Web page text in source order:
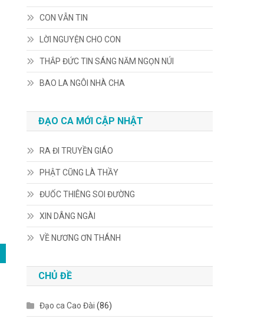
CON VẪN TIN
LỜI NGUYỆN CHO CON
THẮP ĐỨC TIN SÁNG NĂM NGỌN NÚI
BAO LA NGÔI NHÀ CHA
ĐẠO CA MỚI CẬP NHẬT
RA ĐI TRUYỀN GIÁO
PHẬT CŨNG LÀ THẦY
ĐUỐC THIÊNG SOI ĐƯỜNG
XIN DÂNG NGÀI
VỀ NƯƠNG ƠN THÁNH
CHỦ ĐỀ
Đạo ca Cao Đài (86)